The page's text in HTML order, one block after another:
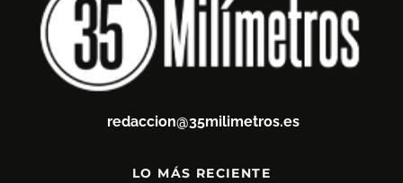
redaccion@35milimetros.es
LO MÁS RECIENTE